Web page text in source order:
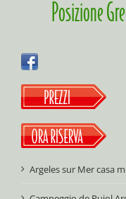
Posizione
Argeles sur Mer casa